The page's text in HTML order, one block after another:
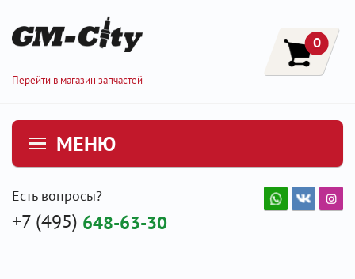
Перейти в магазин запчастей
0
МЕНЮ
Есть вопросы?
+7 (495) 648-63-30